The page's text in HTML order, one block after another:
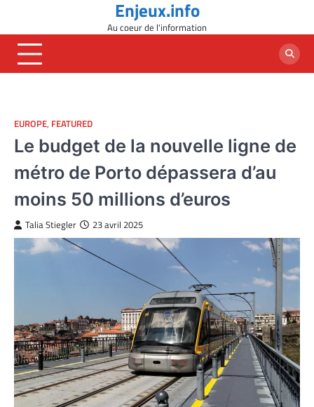
content
Enjeux.info
Au coeur de l'information
EUROPE, FEATURED
Le budget de la nouvelle ligne de
métro de Porto dépassera d’au
moins 50 millions d’euros
Talia Stiegler 23 avril 2025